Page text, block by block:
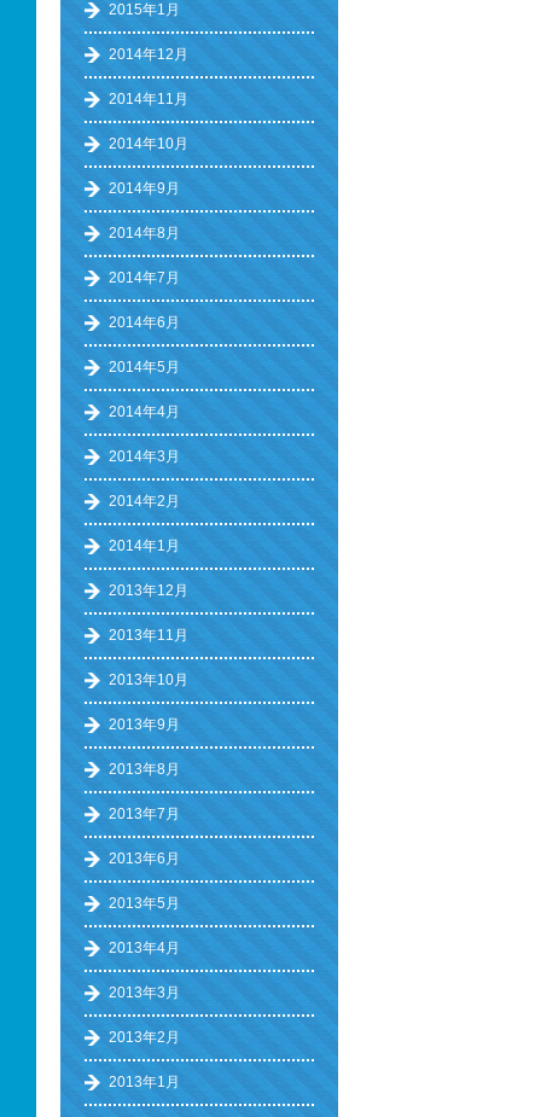
2015年1月
2014年12月
2014年11月
2014年10月
2014年9月
2014年8月
2014年7月
2014年6月
2014年5月
2014年4月
2014年3月
2014年2月
2014年1月
2013年12月
2013年11月
2013年10月
2013年9月
2013年8月
2013年7月
2013年6月
2013年5月
2013年4月
2013年3月
2013年2月
2013年1月